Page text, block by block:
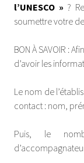
l’UNESCO » ?
soumettre votre
BON À SAVOIR :
d’avoir les
Le nom de
contact : nom,
Puis, le